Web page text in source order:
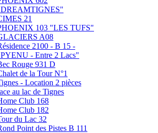
21
103 "LES TUFS"
A08
2100 - B 15 -
- Entre 2 Lacs"
Rouge 931 D
de la Tour N°1
- Location 2 pièces
au lac de Tignes
Club 168
Club 182
du Lac 32
Point des Pistes B 111